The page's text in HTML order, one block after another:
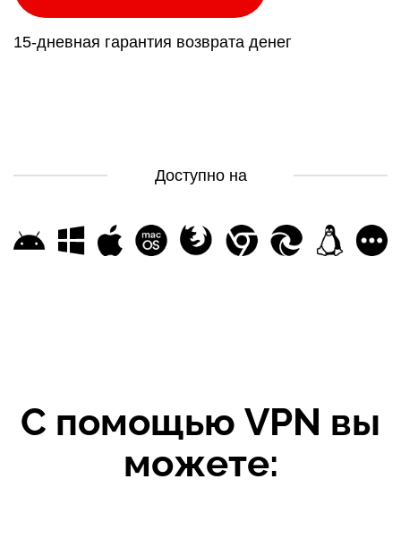
15-дневная гарантия возврата денег
Доступно на
С помощью VPN вы
можете: